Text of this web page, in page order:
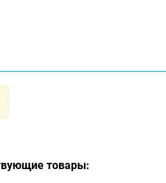
товары: